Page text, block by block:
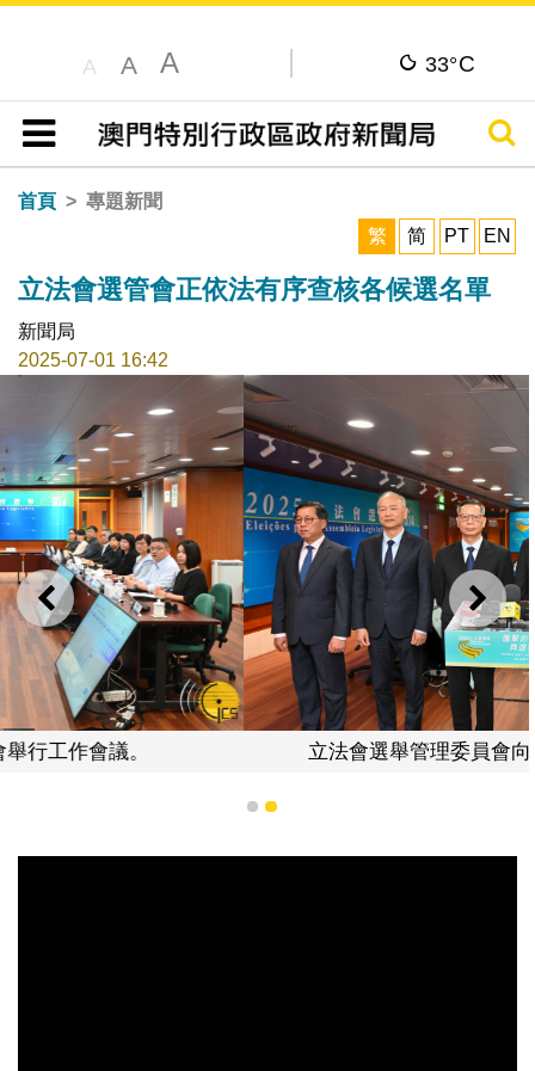
A A A 33°C
目錄
搜尋
首頁
專題新聞
繁
简 PT EN
立法會選管會正依法有序查核各候選名單
新聞局
2025-07-01 16:42
上一則 下一
立法會選舉管理委員會向傳媒介紹選務工作。
1 2